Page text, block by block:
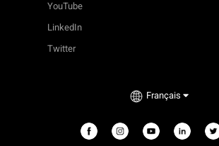
YouTube
LinkedIn
Twitter
Français